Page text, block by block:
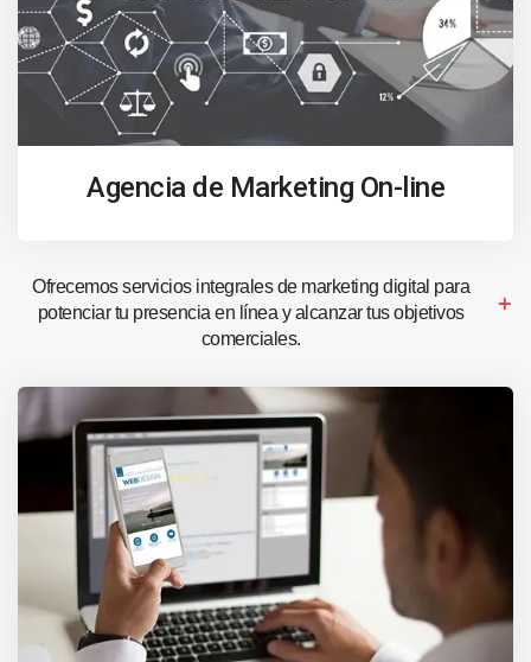
Agencia de Marketing On-line
Ofrecemos servicios integrales de marketing digital para
potenciar tu presencia en línea y alcanzar tus objetivos
comerciales.